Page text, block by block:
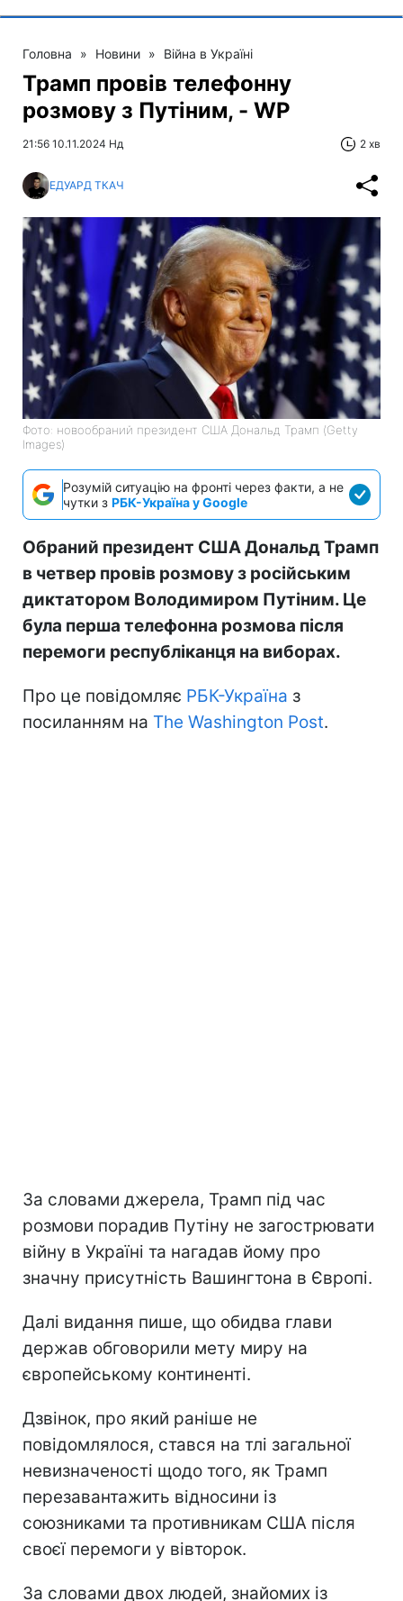
Головна » Новини » Війна в Україні
Трамп провів телефонну
розмову з Путіним, - WP
21:56 10.11.2024 Нд 2 хв
ЕДУАРД ТКАЧ
Фото: новообраний президент США Дональд Трамп (Getty
Images)
Розумій ситуацію на фронті через факти, а не
чутки з РБК-Україна у Google
Обраний президент США Дональд Трамп
в четвер провів розмову з російським
диктатором Володимиром Путіним. Це
була перша телефонна розмова після
перемоги республіканця на виборах.
Про це повідомляє РБК-Україна з
посиланням на The Washington Post.
За словами джерела, Трамп під час
розмови порадив Путіну не загострювати
війну в Україні та нагадав йому про
значну присутність Вашингтона в Європі.
Далі видання пише, що обидва глави
держав обговорили мету миру на
європейському континенті.
Дзвінок, про який раніше не
повідомлялося, стався на тлі загальної
невизначеності щодо того, як Трамп
перезавантажить відносини із
союзниками та противникам США після
своєї перемоги у вівторок.
За словами двох людей, знайомих із